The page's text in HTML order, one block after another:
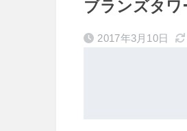
ブランズタワ
2017年3月10日